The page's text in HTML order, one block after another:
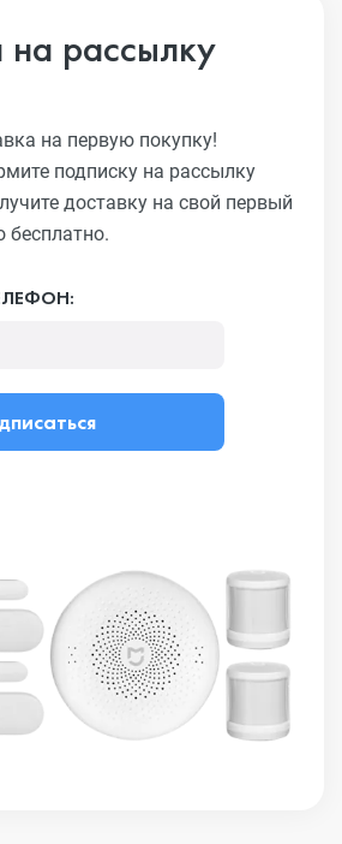
рассылку
на первую покупку!
подписку на рассылку
доставку на свой первый
бесплатно.